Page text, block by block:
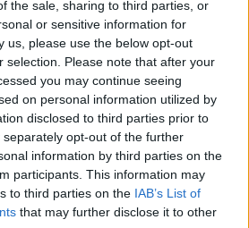
the sale, sharing to third parties, or
or sensitive information for
us, please use the below opt-out
selection. Please note that after your
you may continue seeing
on personal information utilized by
disclosed to third parties prior to
opt-out of the further
information by third parties on the
participants. This information may
to third parties on the IAB’s List of
that may further disclose it to other
kommer nämligen tillbaka
är funktionen S+ Shift som
i en vanlig, manuell
har ett hybridsystem. Honda
fyrcylindrig bensinmotor och
sportcoupé är ett vågat drag av
den typen av bil är inte särskilt stor